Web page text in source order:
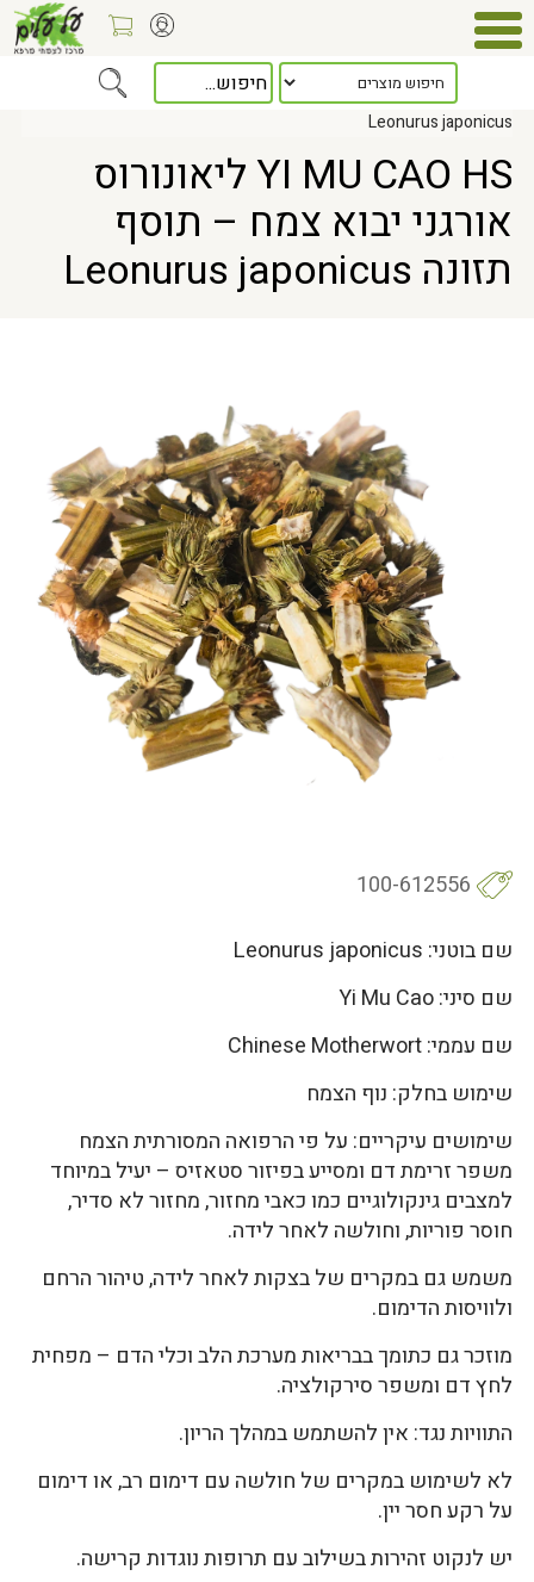
Home
> YI MU CAO HS ליאונורוס אורגני יבוא צמח – תוסף תזונה
Leonurus japonicus
YI MU CAO HS ליאונורוס
אורגני יבוא צמח – תוסף
תזונה Leonurus japonicus
100-612556
שם בוטני: Leonurus japonicus
שם סיני: Yi Mu Cao
שם עממי: Chinese Motherwort
שימוש בחלק: נוף הצמח
שימושים עיקריים: על פי הרפואה המסורתית הצמח
משפר זרימת דם ומסייע בפיזור סטאזיס – יעיל במיוחד
למצבים גינקולוגיים כמו כאבי מחזור, מחזור לא סדיר,
חוסר פוריות, וחולשה לאחר לידה.
משמש גם במקרים של בצקות לאחר לידה, טיהור הרחם
ולוויסות הדימום.
מוזכר גם כתומך בבריאות מערכת הלב וכלי הדם – מפחית
לחץ דם ומשפר סירקולציה.
התוויות נגד: אין להשתמש במהלך הריון.
לא לשימוש במקרים של חולשה עם דימום רב, או דימום
על רקע חסר יין.
יש לנקוט זהירות בשילוב עם תרופות נוגדות קרישה.